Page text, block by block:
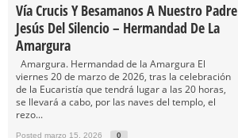
Vía Crucis Y Besamanos A Nuestro Padre
Jesús Del Silencio – Hermandad De La
Amargura
Amargura. Hermandad de la Amargura El
viernes 20 de marzo de 2026, tras la celebración
de la Eucaristía que tendrá lugar a las 20 horas,
se llevará a cabo, por las naves del templo, el
rezo...
Posted marzo 15, 2026 0